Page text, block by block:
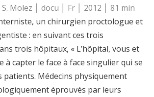
Molez │ docu │ Fr │ 2012 │ 81 min
un chirurgien proctologue et
: en suivant ces trois
trois hôpitaux, « L’hôpital, vous et
à capter le face à face singulier qui se
patients. Médecins physiquement
éprouvés par leurs